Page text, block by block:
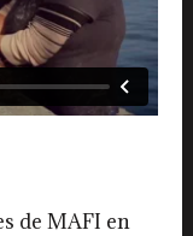
de MAFI en